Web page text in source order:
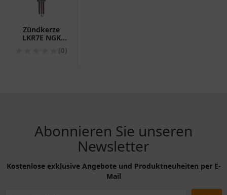
Zündkerze
LKR7E NGK
passend für:(0)
Abonnieren Sie unseren
Newsletter
Kostenlose exklusive Angebote und Produktneuheiten per E-
Mail